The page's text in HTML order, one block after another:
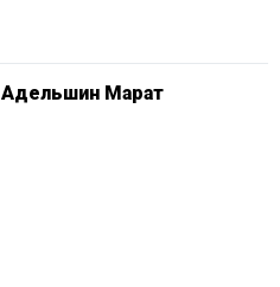
Адельшин Марат